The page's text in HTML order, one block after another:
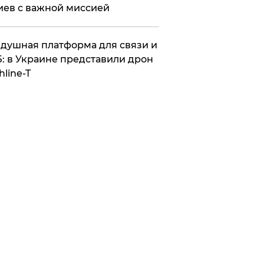
с важной миссией
платформа для связи и
в Украине представили дрон
T